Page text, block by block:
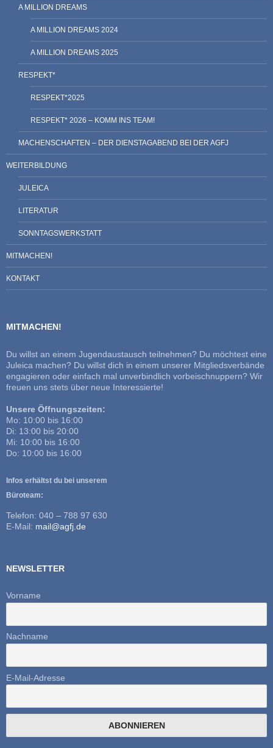
A MILLION DREAMS
A MILLION DREAMS 2024
A MILLION DREAMS 2025
RESPEKT*
RESPEKT*2025
RESPEKT* 2026 – KOMM INS TEAM!
MACHENSCHAFTEN – DER DIENSTAGABEND BEI DER AGFJ
WEITERBILDUNG
JULEICA
LITERATUR
SONNTAGSWERKSTATT
MITMACHEN!
KONTAKT
MITMACHEN!
Du willst an einem Jugendaustausch teilnehmen? Du möchtest eine
Juleica machen? Du willst dich in einem unserer Mitgliedsverbände
engagieren oder einfach mal unverbindlich vorbeischnuppern? Wir
freuen uns stets über neue Interessierte!
Unsere Öffnungszeiten:
Mo: 10:00 bis 16:00
Di: 13:00 bis 20:00
Mi: 10:00 bis 16:00
Do: 10:00 bis 16:00
Infos erhältst du bei unserem
Büroteam:
Telefon: 040 – 788 97 630
E-Mail: mail@agfj.de
NEWSLETTER
Vorname
Nachname
E-Mail-Adresse